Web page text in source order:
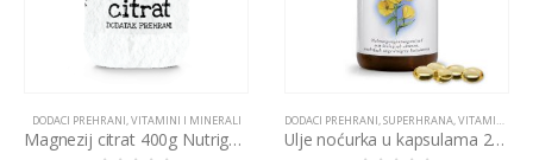
DODACI PREHRANI,VITAMINI I MINERALI
Magnezij citrat 400g Nutrigold
DODACI PREHRANI,SUPERHRANA,VITAMINI I MINERALI
Ulje noćurka u kapsulama 200kapsula – Sanct Bernhard